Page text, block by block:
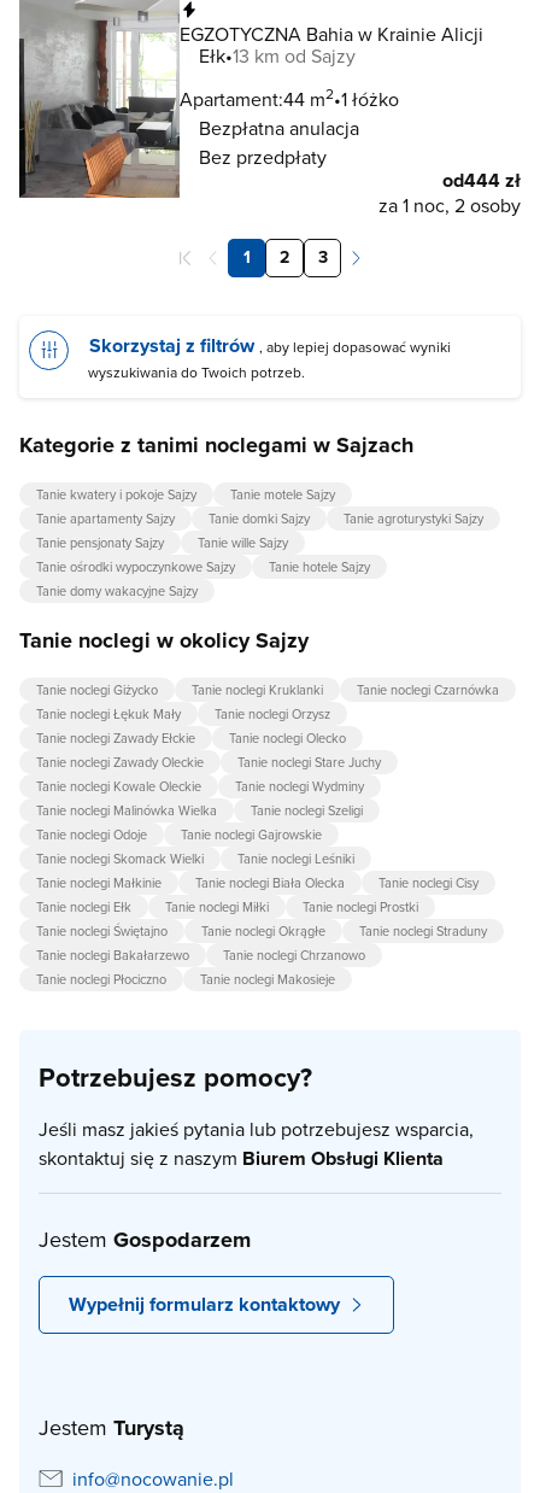
EGZOTYCZNA Bahia w Krainie Alicji
Ełk 13 km od Sajzy
Apartament:44 m2 1 łóżko
Bezpłatna anulacja
Bez przedpłaty
od444 zł
za 1 noc, 2 osoby
1 2 3
Skorzystaj z filtrów , aby lepiej dopasować wyniki
wyszukiwania do Twoich potrzeb.
Kategorie z tanimi noclegami w Sajzach
Tanie kwatery i pokoje Sajzy
Tanie motele Sajzy
Tanie apartamenty Sajzy
Tanie domki Sajzy
Tanie agroturystyki Sajzy
Tanie pensjonaty Sajzy
Tanie wille Sajzy
Tanie ośrodki wypoczynkowe Sajzy
Tanie hotele Sajzy
Tanie domy wakacyjne Sajzy
Tanie noclegi w okolicy Sajzy
Tanie noclegi Giżycko Tanie noclegi Kruklanki
Tanie noclegi Czarnówka
Tanie noclegi Łękuk Mały
Tanie noclegi Orzysz
Tanie noclegi Zawady Ełckie
Tanie noclegi Olecko
Tanie noclegi Zawady Oleckie
Tanie noclegi Stare Juchy
Tanie noclegi Kowale Oleckie
Tanie noclegi Wydminy
Tanie noclegi Malinówka Wielka
Tanie noclegi Szeligi
Tanie noclegi Odoje
Tanie noclegi Gajrowskie
Tanie noclegi Skomack Wielki
Tanie noclegi Leśniki
Tanie noclegi Małkinie
Tanie noclegi Biała Olecka
Tanie noclegi Cisy
Tanie noclegi Ełk
Tanie noclegi Miłki
Tanie noclegi Prostki
Tanie noclegi Świętajno
Tanie noclegi Okrągłe
Tanie noclegi Straduny
Tanie noclegi Bakałarzewo
Tanie noclegi Chrzanowo
Tanie noclegi Płociczno
Tanie noclegi Makosieje
Potrzebujesz pomocy?
Jeśli masz jakieś pytania lub potrzebujesz wsparcia,
skontaktuj się z naszym Biurem Obsługi Klienta
Jestem Gospodarzem
Wypełnij formularz kontaktowy
Jestem Turystą
info@nocowanie.pl